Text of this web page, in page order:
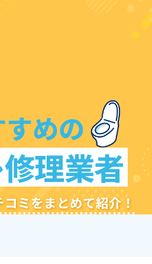
めの
理業者
ミをまとめて紹介！